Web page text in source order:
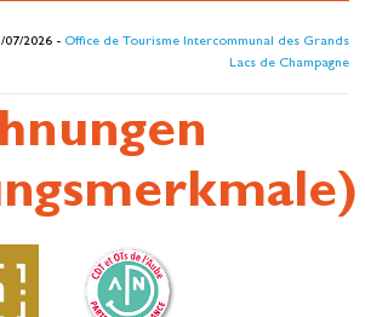
2026 - Office de Tourisme Intercommunal des Grands
Lacs de Champagne